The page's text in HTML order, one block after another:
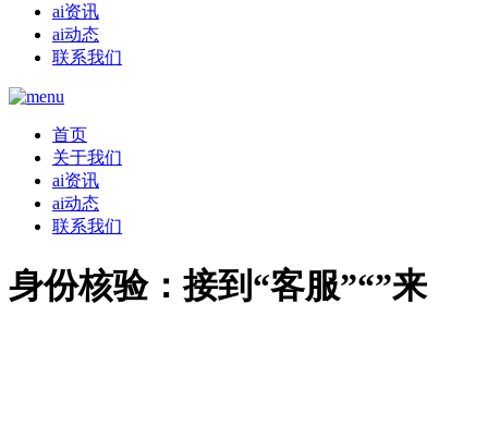
ai资讯
ai动态
联系我们
首页
关于我们
ai资讯
ai动态
联系我们
身份核验：接到“客服”“”来